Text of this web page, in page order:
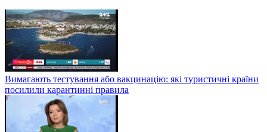
Вимагають тестування або вакцинацію: які туристичні країни
посилили карантинні правила